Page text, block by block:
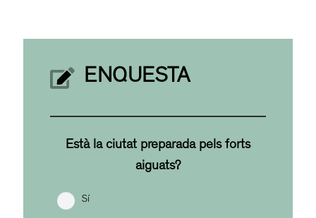
ENQUESTA
Està la ciutat preparada pels forts
aiguats?
Sí